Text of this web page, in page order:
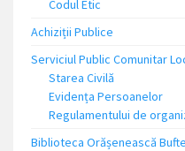
Codul Etic
Achiziții Publice
Serviciul Public Comunitar
Starea Civilă
Evidența Persoanelor
Regulamentului de
Biblioteca Orășenească